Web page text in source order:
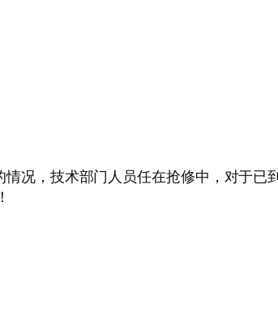
况，技术部门人员任在抢修中，对于已